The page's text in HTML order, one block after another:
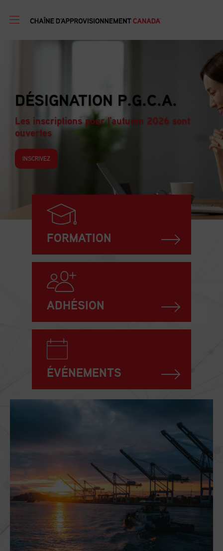
FORMATION EN GESTION
D’APPROVISIONNEMENT
Les inscriptions pour l'autumn 2026 sont
ouvertes
FORMATION
ADHÉSION
ÉVÉNEMENTS